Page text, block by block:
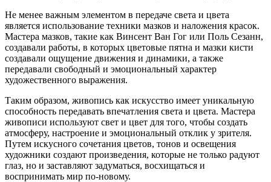
Не менее важным элементом в передаче света и цвета
является использование техники мазков и наложения красок.
Мастера мазков, такие как Винсент Ван Гог или Поль Сезанн,
создавали работы, в которых цветовые пятна и мазки кисти
создавали ощущение движения и динамики, а также
передавали свободный и эмоциональный характер
художественного выражения.
Таким образом, живопись как искусство имеет уникальную
способность передавать впечатления света и цвета. Мастера
живописи используют свет и цвет для того, чтобы создать
атмосферу, настроение и эмоциональный отклик у зрителя.
Путем искусного сочетания цветов, тонов и освещения
художники создают произведения, которые не только радуют
глаз, но и заставляют задуматься, восхищаться и
воспринимать мир по-новому.